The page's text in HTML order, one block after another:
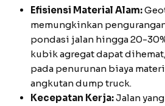
Efisiensi Material Alam:
memungkinkan
pondasi jalan hingga 20-
kubik agregat dapat
pada penurunan biaya
angkutan dump truck.
Kecepatan Kerja:Jalan